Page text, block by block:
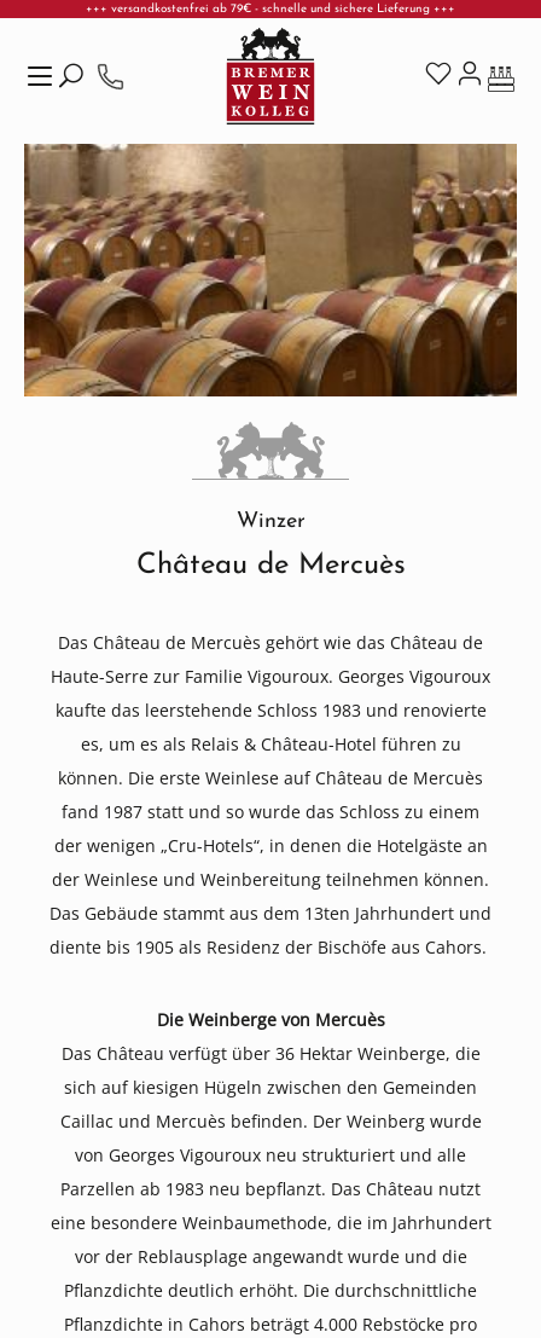
+++ versandkostenfrei ab 79€ - schnelle und sichere Lieferung +++
Hersteller von A-Z Château de Mercuès
Winzer
Château de Mercuès
Das Château de Mercuès gehört wie das Château de
Haute-Serre zur Familie Vigouroux. Georges Vigouroux
kaufte das leerstehende Schloss 1983 und renovierte
es, um es als Relais & Château-Hotel führen zu
können. Die erste Weinlese auf Château de Mercuès
fand 1987 statt und so wurde das Schloss zu einem
der wenigen „Cru-Hotels“, in denen die Hotelgäste an
der Weinlese und Weinbereitung teilnehmen können.
Das Gebäude stammt aus dem 13ten Jahrhundert und
diente bis 1905 als Residenz der Bischöfe aus Cahors.
Die Weinberge von Mercuès
Das Château verfügt über 36 Hektar Weinberge, die
sich auf kiesigen Hügeln zwischen den Gemeinden
Caillac und Mercuès befinden. Der Weinberg wurde
von Georges Vigouroux neu strukturiert und alle
Parzellen ab 1983 neu bepflanzt. Das Château nutzt
eine besondere Weinbaumethode, die im Jahrhundert
vor der Reblausplage angewandt wurde und die
Pflanzdichte deutlich erhöht. Die durchschnittliche
Pflanzdichte in Cahors beträgt 4.000 Rebstöcke pro